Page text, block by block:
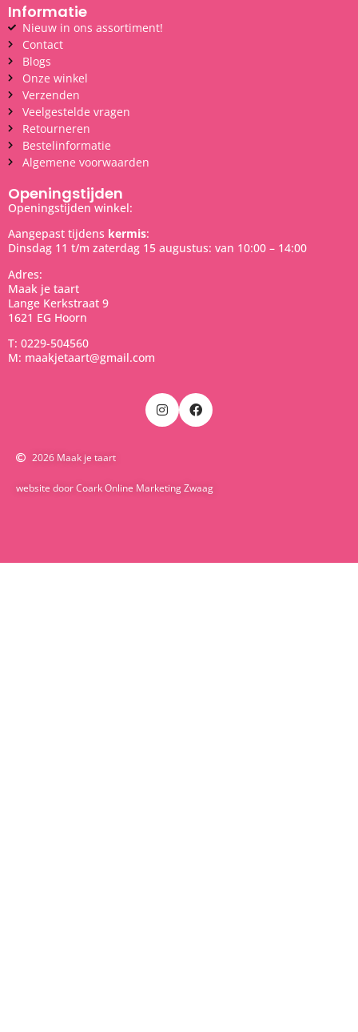
Informatie
Nieuw in ons assortiment!
Contact
Blogs
Onze winkel
Verzenden
Veelgestelde vragen
Retourneren
Bestelinformatie
Algemene voorwaarden
Openingstijden
Openingstijden winkel:
Aangepast tijdens kermis:
Dinsdag 11 t/m zaterdag 15 augustus: van 10:00 – 14:00
Adres:
Maak je taart
Lange Kerkstraat 9
1621 EG Hoorn
T: 0229-504560
M: maakjetaart@gmail.com
2026 Maak je taart
website door Coark Online Marketing Zwaag